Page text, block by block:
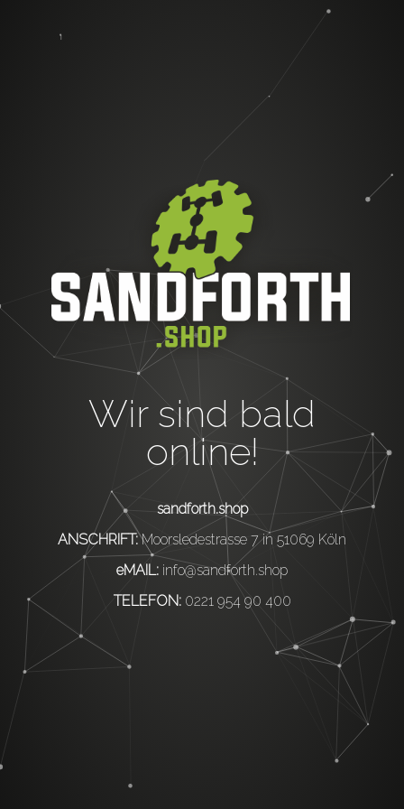
Wir sind bald
online!
sandforth.shop
ANSCHRIFT:Moorsledestrasse 7 in 51069 Köln
eMAIL: info@sandforth.shop
TELEFON: 0221 954 90 400